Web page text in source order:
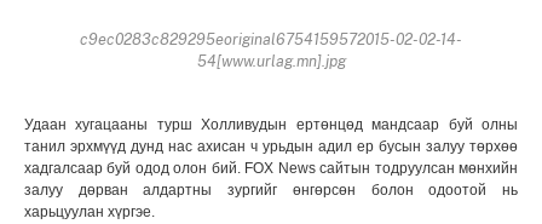
c9ec0283c829295eoriginal6754159572015-02-02-14-
54[www.urlag.mn].jpg
Удаан хугацааны турш Холливудын ертөнцөд мандсаар буй олны
танил эрхмүүд дунд нас ахисан ч урьдын адил ер бусын залуу төрхөө
хадгалсаар буй одод олон бий. FOX News сайтын тодруулсан мөнхийн
залуу дөрван алдартны зургийг өнгөрсөн болон одоотой нь
харьцуулан хүргэе.